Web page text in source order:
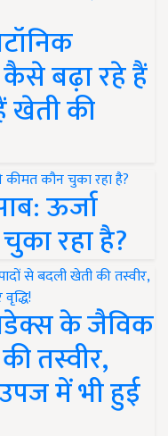
बढ़ा रहे हैं
खेती की
ऊर्जा
रहा है?
के जैविक
तस्वीर,
में भी हुई